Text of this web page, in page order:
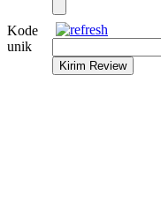
Kode
unik